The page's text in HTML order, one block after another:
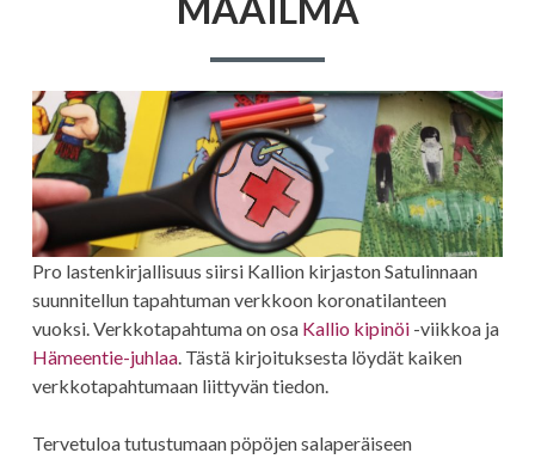
Pro lastenkirjallisuus siirsi Kallion kirjaston Satulinnaan
suunnitellun tapahtuman verkkoon koronatilanteen
vuoksi. Verkkotapahtuma on osa Kallio kipinöi-viikkoa ja
Hämeentie-juhlaa. Tästä kirjoituksesta löydät kaiken
verkkotapahtumaan liittyvän tiedon.
Tervetuloa tutustumaan pöpöjen salaperäiseen